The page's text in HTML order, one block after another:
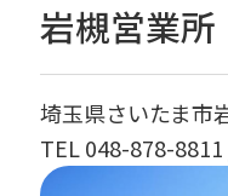
岩槻営業所
埼玉県さいたま市
TEL 048-878-8811